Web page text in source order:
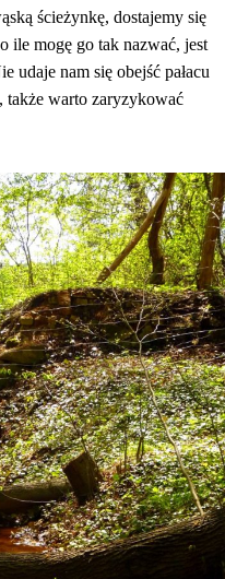
ścieżynkę, dostajemy się
ile mogę go tak nazwać, jest
udaje nam się obejść pałacu
także warto zaryzykować